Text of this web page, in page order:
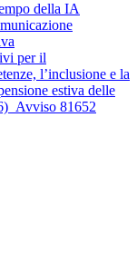
della IA
per il
l’inclusione e la
estiva delle
81652